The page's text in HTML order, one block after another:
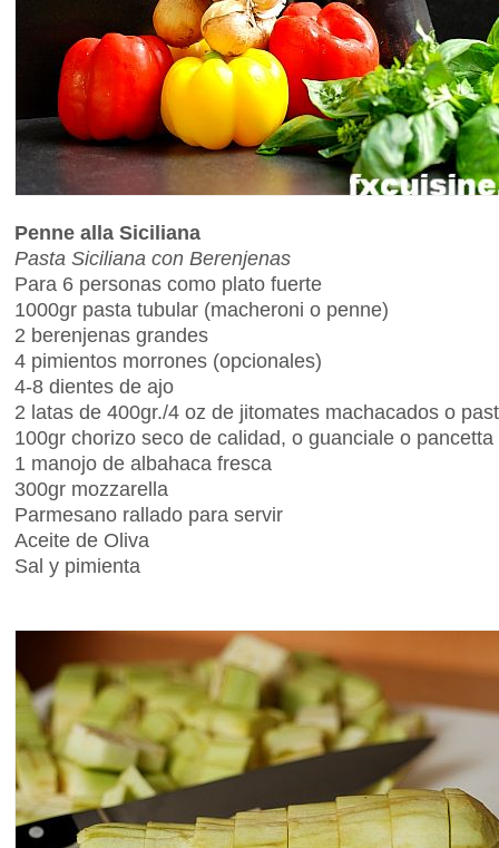
Penne alla Siciliana
Pasta Siciliana con Berenjenas
Para 6 personas como plato fuerte
1000gr pasta tubular (macheroni o penne)
2 berenjenas grandes
4 pimientos morrones (opcionales)
4-8 dientes de ajo
2 latas de 400gr./4 oz de jitomates machacados o
100gr chorizo seco de calidad, o guanciale o
1 manojo de albahaca fresca
300gr mozzarella
Parmesano rallado para servir
Aceite de Oliva
Sal y pimienta